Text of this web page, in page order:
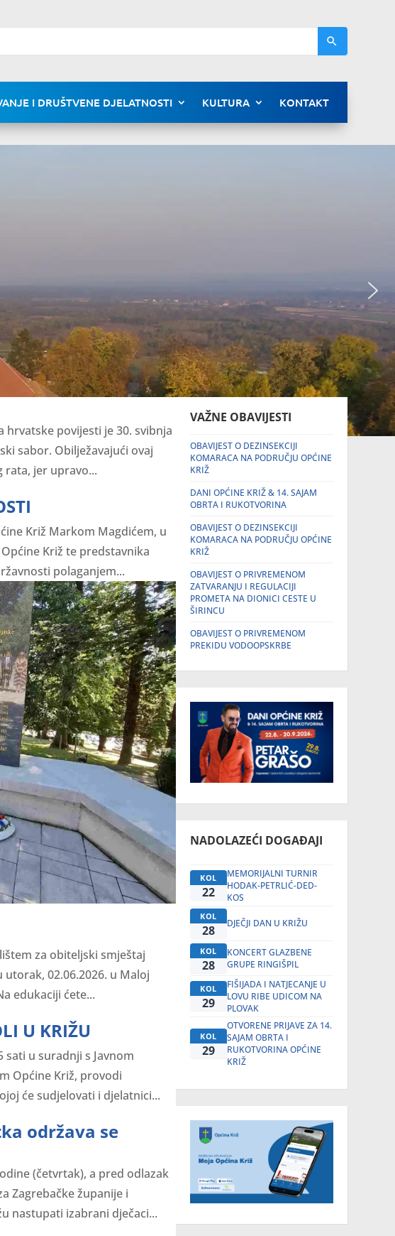
I DRUŠTVENE DJELATNOSTI KULTURA KONTAKT
hrvatske povijesti je 30. svibnja
sabor. Obilježavajući ovaj
jer upravo...
Križ Markom Magdićem, u
Križ te predstavnika
polaganjem...
za obiteljski smještaj
utorak, 02.06.2026. u Maloj
edukaciji ćete...
U KRIŽU
sati u suradnji s Javnom
Općine Križ, provodi
će sudjelovati i djelatnici...
održava se
(četvrtak), a pred odlazak
Zagrebačke županije i
nastupati izabrani dječaci...
VAŽNE OBAVIJESTI
OBAVIJEST O DEZINSEKCIJI
KOMARACA NA PODRUČJU OPĆINE
KRIŽ
DANI OPĆINE KRIŽ & 14. SAJAM
OBRTA I RUKOTVORINA
OBAVIJEST O DEZINSEKCIJI
KOMARACA NA PODRUČJU OPĆINE
KRIŽ
OBAVIJEST O PRIVREMENOM
ZATVARANJU I REGULACIJI
PROMETA NA DIONICI CESTE U
ŠIRINCU
OBAVIJEST O PRIVREMENOM
PREKIDU VODOOPSKRBE
NADOLAZEĆI DOGAĐAJI
KOL
22
MEMORIJALNI TURNIR
HODAK-PETRLIĆ-DED-
KOS
KOL
28 DJEČJI DAN U KRIŽU
KOL
28
KONCERT GLAZBENE
GRUPE RINGIŠPIL
KOL
29
FIŠIJADA I NATJECANJE U
LOVU RIBE UDICOM NA
PLOVAK
KOL
29
OTVORENE PRIJAVE ZA 14.
SAJAM OBRTA I
RUKOTVORINA OPĆINE
KRIŽ